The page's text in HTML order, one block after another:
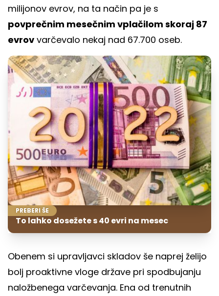
milijonov evrov, na ta način pa je s
povprečnim mesečnim vplačilom skoraj 87
evrov varčevalo nekaj nad 67.700 oseb.
PREBERI ŠE
To lahko dosežete s 40 evri na mesec
Obenem si upravljavci skladov še naprej želijo
bolj proaktivne vloge države pri spodbujanju
naložbenega varčevanja. Ena od trenutnih